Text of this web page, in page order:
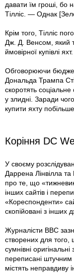
давати їм гроші, бо
Тілліс. — Однак
Крім того, Тілліс
Дж. Д. Венсом, який
ймовірної купівлі яхт.
Обговорюючи
Дональда Трампа
скоротять соціальне
у злидні. Заради
купити яхту
Коріння DC
У своєму
Даррена Лінвілла
про те, що
інших сайтів і
«Кореспонденти»
скопійо­вані з інших
Журналісти BBC
створених для того,
сумнівні
переписані штучним
містять неправдиву